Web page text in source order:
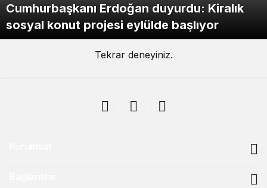
Cumhurbaşkanı Erdoğan duyurdu: Kiralık
sosyal konut projesi eylülde başlıyor
Tekrar deneyiniz.